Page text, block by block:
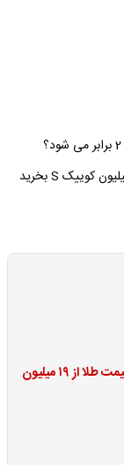
قیمت طلا و سکه امروز ۱۷ مرداد ۱۴۰۵ | قیمت طلا از ۱۹ میلیون